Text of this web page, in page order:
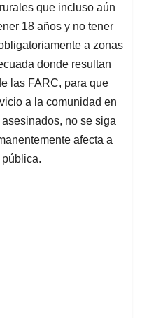
que incluso aún
18 años y no tener
a zonas
donde resultan
las FARC, para que
a la comunidad en
no se siga
afecta a
pública.